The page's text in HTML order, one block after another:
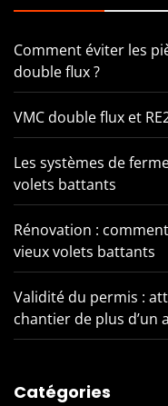
Comment éviter les
double flux ?
VMC double flux et
Les systèmes de
volets battants
Rénovation :
vieux volets battants
Validité du permis :
chantier de plus d’un
Catégories